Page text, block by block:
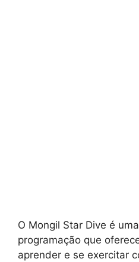
O Mongil Star Dive é
programação que
aprender e se exercitar